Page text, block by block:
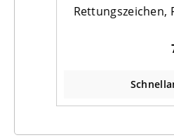
Rettungszeichen,